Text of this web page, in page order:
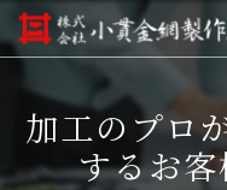
加工のプロ
するお